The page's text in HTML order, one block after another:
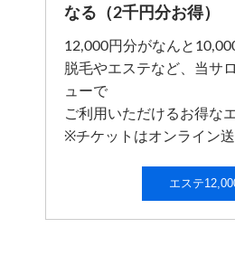
なる（2千円分お得）
12,000円分がなんと
脱毛やエステなど、当サ
ューで
ご利用いただけるお得な
※チケットはオンライン
エステ